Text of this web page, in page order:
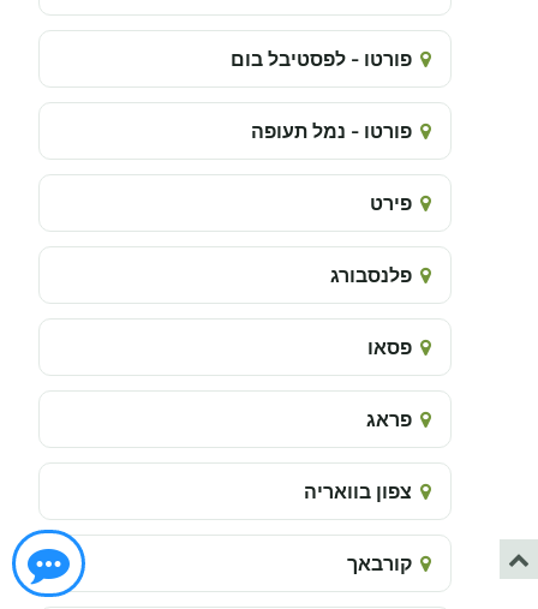
פורטו - לפסטיבל בום
פורטו - נמל תעופה
פירט
פלנסבורג
פסאו
פראג
צפון בוואריה
קורבאך